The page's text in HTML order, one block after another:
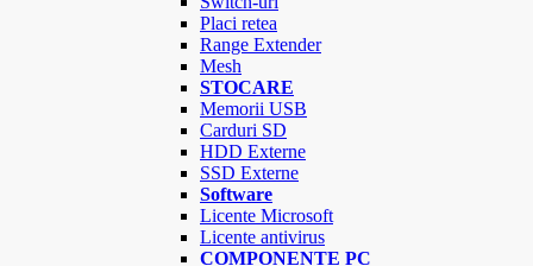
Placi retea
Range Extender
Mesh
STOCARE
Memorii USB
Carduri SD
HDD Externe
SSD Externe
Software
Licente Microsoft
Licente antivirus
COMPONENTE PC